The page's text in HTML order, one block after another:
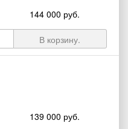
144 000 руб.
В корзину.
139 000 руб.